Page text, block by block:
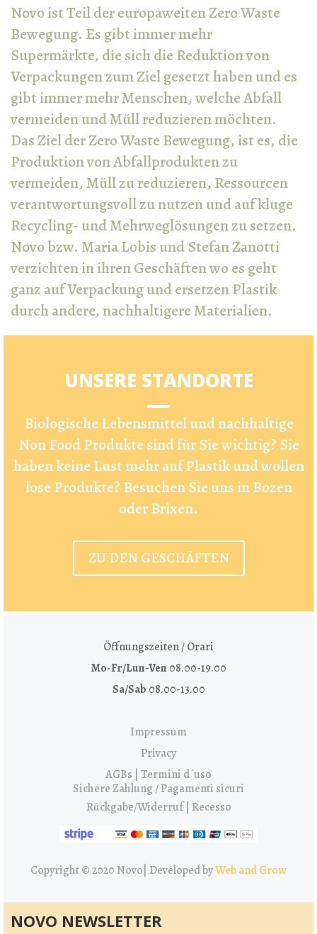
Novo ist Teil der europaweiten Zero Waste
Bewegung. Es gibt immer mehr
Supermärkte, die sich die Reduktion von
Verpackungen zum Ziel gesetzt haben und es
gibt immer mehr Menschen, welche Abfall
vermeiden und Müll reduzieren möchten.
Das Ziel der Zero Waste Bewegung, ist es, die
Produktion von Abfallprodukten zu
vermeiden, Müll zu reduzieren, Ressourcen
verantwortungsvoll zu nutzen und auf kluge
Recycling- und Mehrweglösungen zu setzen.
Novo bzw. Maria Lobis und Stefan Zanotti
verzichten in ihren Geschäften wo es geht
ganz auf Verpackung und ersetzen Plastik
durch andere, nachhaltigere Materialien.
UNSERE STANDORTE
Biologische Lebensmittel und nachhaltige
Non Food Produkte sind für Sie wichtig? Sie
haben keine Lust mehr auf Plastik und wollen
lose Produkte? Besuchen Sie uns in Bozen
oder Brixen.
ZU DEN GESCHÄFTEN
Öffnungszeiten / Orari
Mo-Fr/Lun-Ven 08.00-19.00
Sa/Sab 08.00-13.00
Impressum
Privacy
AGBs | Termini d´uso
Sichere Zahlung / Pagamenti sicuri
Rückgabe/Widerruf | Recesso
Copyright © 2020 Novo| Developed byWeb and Grow
NOVO NEWSLETTER